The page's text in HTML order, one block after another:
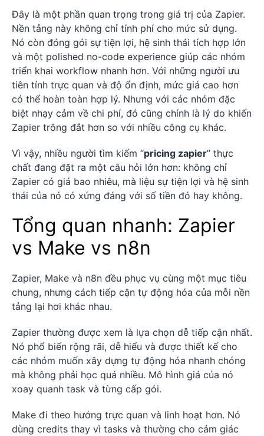
Đây là một phần quan trọng trong giá trị của Zapier.
Nền tảng này không chỉ tính phí cho mức sử dụng.
Nó còn đóng gói sự tiện lợi, hệ sinh thái tích hợp lớn
và một polished no-code experience giúp các nhóm
triển khai workflow nhanh hơn. Với những người ưu
tiên tính trực quan và độ ổn định, mức giá cao hơn
có thể hoàn toàn hợp lý. Nhưng với các nhóm đặc
biệt nhạy cảm về chi phí, đó cũng chính là lý do khiến
Zapier trông đắt hơn so với nhiều công cụ khác.
Vì vậy, nhiều người tìm kiếm “pricing zapier” thực
chất đang đặt ra một câu hỏi lớn hơn: không chỉ
Zapier có giá bao nhiêu, mà liệu sự tiện lợi và hệ sinh
thái của nó có xứng đáng với số tiền đó hay không.
Tổng quan nhanh: Zapier
vs Make vs n8n
Zapier, Make và n8n đều phục vụ cùng một mục tiêu
chung, nhưng cách tiếp cận tự động hóa của mỗi nền
tảng lại hơi khác nhau.
Zapier thường được xem là lựa chọn dễ tiếp cận nhất.
Nó phổ biến rộng rãi, dễ hiểu và được thiết kế cho
các nhóm muốn xây dựng tự động hóa nhanh chóng
mà không phải học quá nhiều. Mô hình giá của nó
xoay quanh task và từng cấp gói.
Make đi theo hướng trực quan và linh hoạt hơn. Nó
dùng credits thay vì tasks và thường cho cảm giác